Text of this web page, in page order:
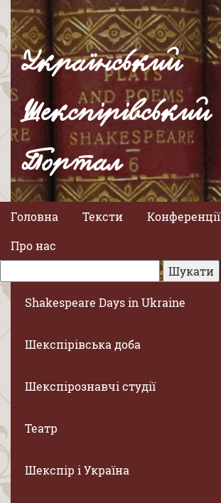
Український
Шекспірівський
Портал
Головна Тексти Конференції
Про нас
Shakespeare Days in Ukraine
Шекспірівська доба
Шекспірознавчі студії
Театр
Шекспір і Україна